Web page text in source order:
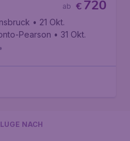
€720
ab
• 21 Okt.
Pearson • 31 Okt.
•
NACH